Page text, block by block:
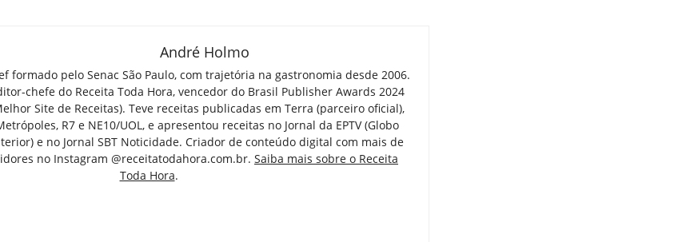
André Holmo
formado pelo Senac São Paulo, com trajetória na gastronomia desde 2006.
chefe do Receita Toda Hora, vencedor do Brasil Publisher Awards 2024
Site de Receitas). Teve receitas publicadas em Terra (parceiro oficial),
R7 e NE10/UOL, e apresentou receitas no Jornal da EPTV (Globo
e no Jornal SBT Noticidade. Criador de conteúdo digital com mais de
no Instagram @receitatodahora.com.br. Saiba mais sobre o Receita
Toda Hora.